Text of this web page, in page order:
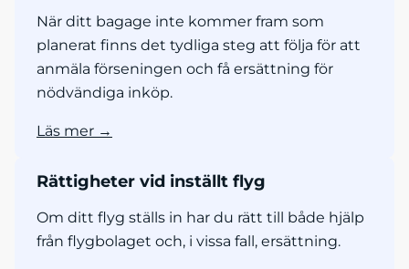
När ditt bagage inte kommer fram som
planerat finns det tydliga steg att följa för att
anmäla förseningen och få ersättning för
nödvändiga inköp.
Läs mer →
Rättigheter vid inställt flyg
Om ditt flyg ställs in har du rätt till både hjälp
från flygbolaget och, i vissa fall, ersättning.